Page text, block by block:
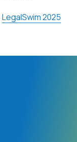
LegalSwim 2025